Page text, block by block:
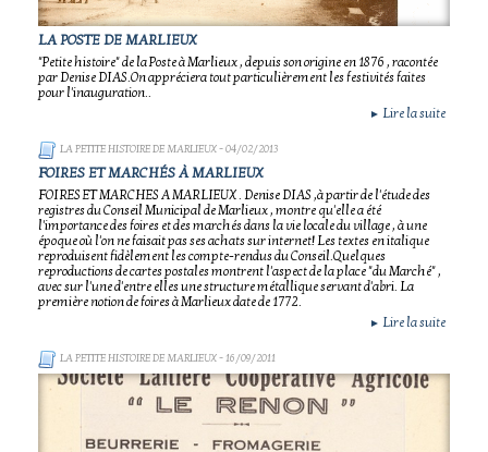
LA POSTE DE MARLIEUX
"Petite histoire" de la Poste à Marlieux , depuis son origine en 1876 , racontée
par Denise DIAS.On appréciera tout particulièrement les festivités faites
pour l'inauguration..
► Lire la suite
LA PETITE HISTOIRE DE MARLIEUX- 04/02/2013
FOIRES ET MARCHÉS À MARLIEUX
FOIRES ET MARCHES A MARLIEUX . Denise DIAS ,à partir de l'étude des
registres du Conseil Municipal de Marlieux , montre qu'elle a été
l'importance des foires et des marchés dans la vie locale du village , à une
époque où l'on ne faisait pas ses achats sur internet! Les textes en italique
reproduisent fidèlement les compte-rendus du Conseil.Quelques
reproductions de cartes postales montrent l'aspect de la place "du Marché" ,
avec sur l'une d'entre elles une structure métallique servant d'abri. La
première notion de foires à Marlieux date de 1772.
► Lire la suite
LA PETITE HISTOIRE DE MARLIEUX- 16/09/2011